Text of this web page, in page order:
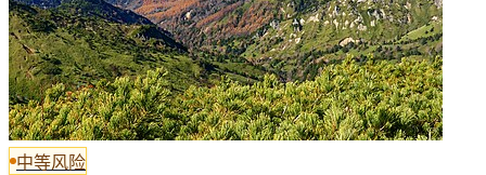
中等风险